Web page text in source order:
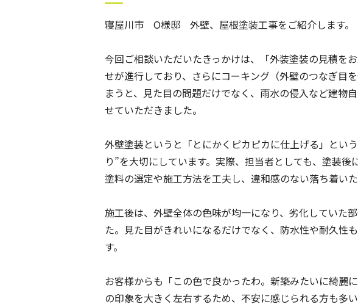
寝屋川市 O様邸 外壁、屋根塗装工事をご紹介します。
今回ご相談いただいたきっかけは、「外装塗装の見積を
せが進行しており、さらにコーキング（外壁のつなぎ目
まうと、見た目の問題だけでなく、雨水の侵入など建物
せていただきました。
外壁塗装というと「とにかくピカピカに仕上げる」とい
り”を大切にしています。実際、担当者としても、塗装
塗料の選定や施工方法を工夫し、違和感のない落ち着い
施工後は、外壁全体の色味が均一になり、劣化していた
た。見た目がきれいになるだけでなく、防水性や耐久性
す。
お客様からも「この色で良かったわ。新築みたいに綺麗
の印象を大きく左右するため、不安に感じられる方も多